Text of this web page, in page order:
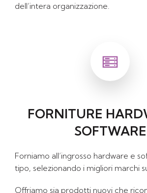
dell’intera organizzazione.
FORNITURE
SOFTWARE
Forniamo all’ingrosso hardware e
tipo, selezionando i migliori marchi
Offriamo sia prodotti nuovi che